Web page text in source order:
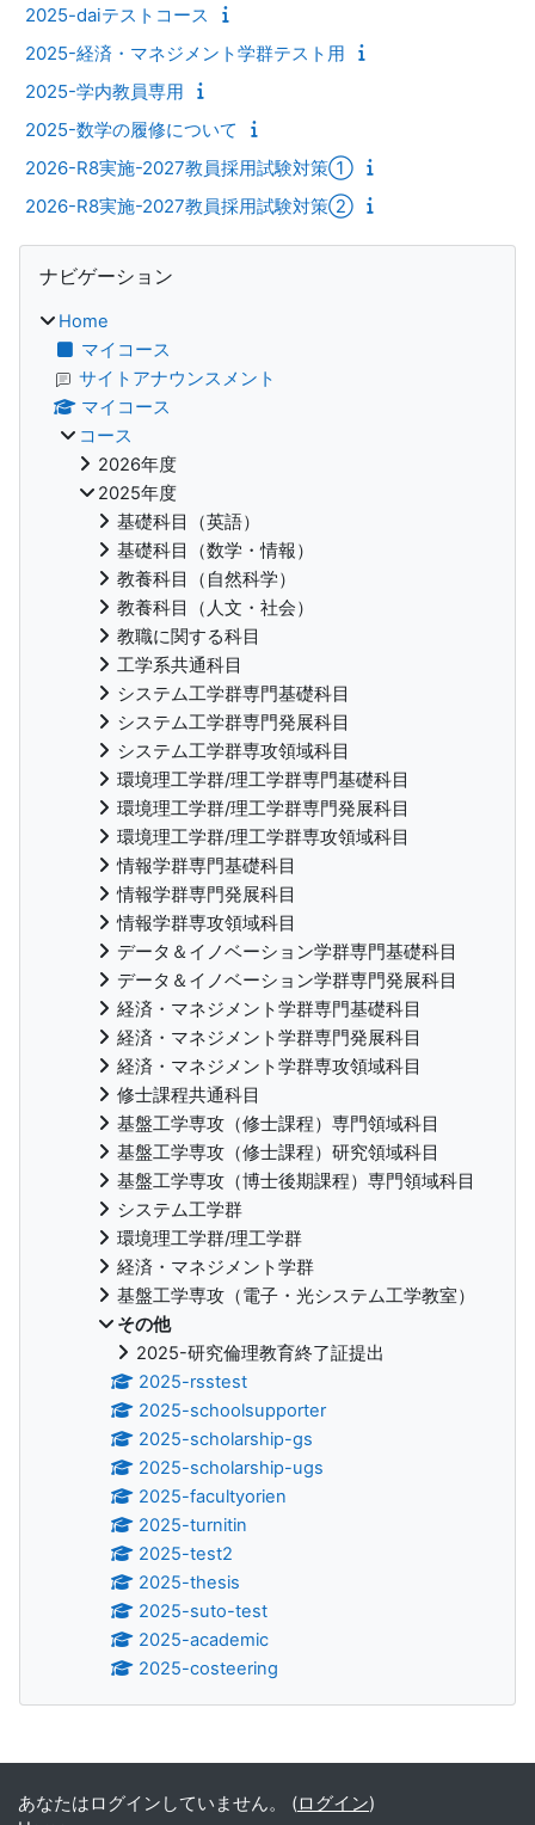
2025-daiテストコース
2025-経済・マネジメント学群テスト用
2025-学内教員専用
2025-数学の履修について
2026-R8実施-2027教員採用試験対策①
2026-R8実施-2027教員採用試験対策②
ブロック
ナビゲーション
Home
マイコース
サイトアナウンスメント
マイコース
コース
2026年度
2025年度
基礎科目（英語）
基礎科目（数学・情報）
教養科目（自然科学）
教養科目（人文・社会）
教職に関する科目
工学系共通科目
システム工学群専門基礎科目
システム工学群専門発展科目
システム工学群専攻領域科目
環境理工学群/理工学群専門基礎科目
環境理工学群/理工学群専門発展科目
環境理工学群/理工学群専攻領域科目
情報学群専門基礎科目
情報学群専門発展科目
情報学群専攻領域科目
データ＆イノベーション学群専門基礎科目
データ＆イノベーション学群専門発展科目
経済・マネジメント学群専門基礎科目
経済・マネジメント学群専門発展科目
経済・マネジメント学群専攻領域科目
修士課程共通科目
基盤工学専攻（修士課程）専門領域科目
基盤工学専攻（修士課程）研究領域科目
基盤工学専攻（博士後期課程）専門領域科目
システム工学群
環境理工学群/理工学群
経済・マネジメント学群
基盤工学専攻（電子・光システム工学教室）
その他
2025-研究倫理教育終了証提出
2025-rsstest
2025-schoolsupporter
2025-scholarship-gs
2025-scholarship-ugs
2025-facultyorien
2025-turnitin
2025-test2
2025-thesis
2025-suto-test
2025-academic
2025-costeering
補助ブロック
あなたはログインしていません。 (ログイン)